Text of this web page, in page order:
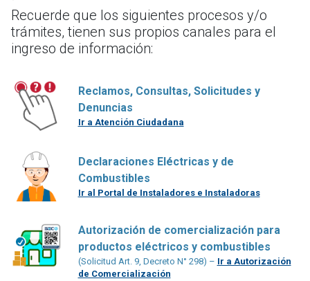
Recuerde que los siguientes procesos y/o
trámites, tienen sus propios canales para el
ingreso de información:
Reclamos, Consultas, Solicitudes y
Denuncias
Ir a Atención Ciudadana
Declaraciones Eléctricas y de
Combustibles
Ir al Portal de Instaladores e Instaladoras
Autorización de comercialización para
productos eléctricos y combustibles
(Solicitud Art. 9, Decreto N° 298) – Ir a Autorización
de Comercialización